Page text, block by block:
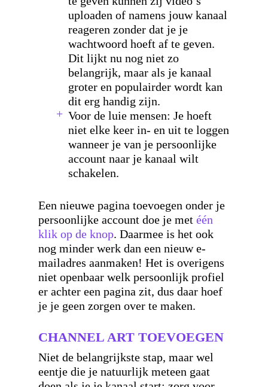
uploaden of namens jouw kanaal
reageren zonder dat je je
wachtwoord hoeft af te geven.
Dit lijkt nu nog niet zo
belangrijk, maar als je kanaal
groter en populairder wordt kan
dit erg handig zijn.
Voor de luie mensen: Je hoeft
niet elke keer in- en uit te loggen
wanneer je van je persoonlijke
account naar je kanaal wilt
schakelen.
Een nieuwe pagina toevoegen onder je
persoonlijke account doe je met één
klik op de knop. Daarmee is het ook
nog minder werk dan een nieuw e-
mailadres aanmaken! Het is overigens
niet openbaar welk persoonlijk profiel
er achter een pagina zit, dus daar hoef
je je geen zorgen over te maken.
CHANNEL ART TOEVOEGEN
Niet de belangrijkste stap, maar wel
eentje die je natuurlijk meteen gaat